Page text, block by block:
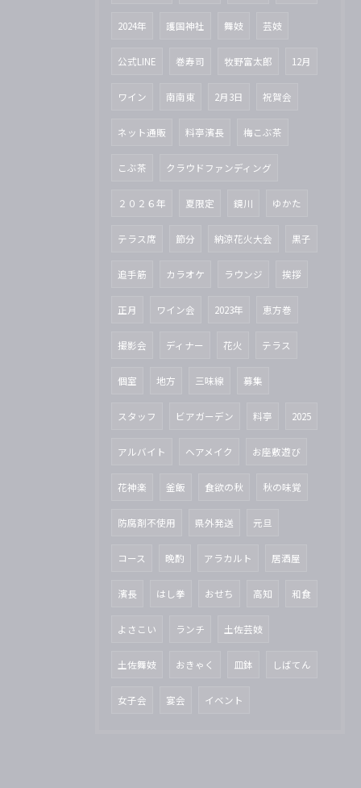
2024年 護国神社 舞妓 芸妓
公式LINE 巻寿司 牧野富太郎 12月
ワイン 南南東 2月3日 祝賀会
ネット通販 料亭濱長 梅こぶ茶
こぶ茶 クラウドファンディング
２０２６年 夏限定 鏡川 ゆかた
テラス席 節分 納涼花火大会 黒子
追手筋 カラオケ ラウンジ 挨拶
正月 ワイン会 2023年 恵方巻
撮影会 ディナー 花火 テラス
個室 地方 三味線 募集
スタッフ ビアガーデン 料亭 2025
アルバイト ヘアメイク お座敷遊び
花神楽 釜飯 食欲の秋 秋の味覚
防腐剤不使用 県外発送 元旦
コース 晩酌 アラカルト 居酒屋
濱長 はし拳 おせち 高知 和食
よさこい ランチ 土佐芸妓
土佐舞妓 おきゃく 皿鉢 しばてん
女子会 宴会 イベント